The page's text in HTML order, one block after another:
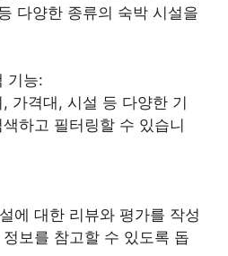
다양한 종류의 숙박 시설을
기능:
가격대, 시설 등 다양한 기
하고 필터링할 수 있습니
에 대한 리뷰와 평가를 작성
보를 참고할 수 있도록 돕